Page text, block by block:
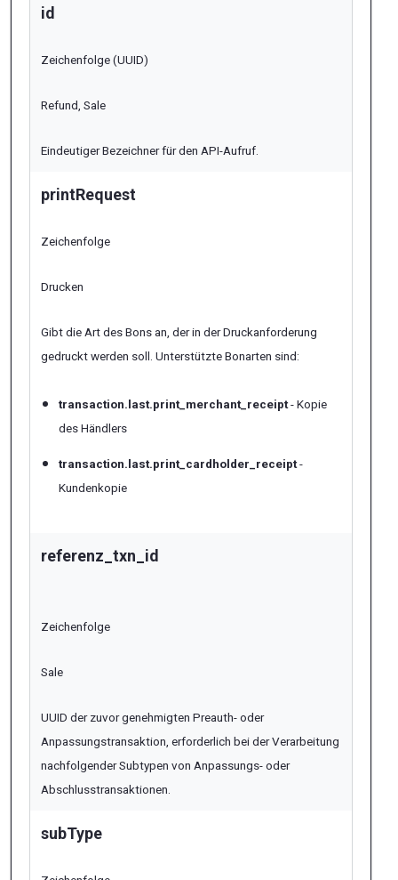
id
Zeichenfolge (UUID)
Refund, Sale
Eindeutiger Bezeichner für den API-Aufruf.
printRequest
Zeichenfolge
Drucken
Gibt die Art des Bons an, der in der Druckanforderung
gedruckt werden soll. Unterstützte Bonarten sind:
transaction.last.print_merchant_receipt- Kopie
des Händlers
transaction.last.print_cardholder_receipt-
Kundenkopie
referenz_txn_id
Zeichenfolge
Sale
UUID der zuvor genehmigten Preauth- oder
Anpassungstransaktion, erforderlich bei der Verarbeitung
nachfolgender Subtypen von Anpassungs- oder
Abschlusstransaktionen.
subType